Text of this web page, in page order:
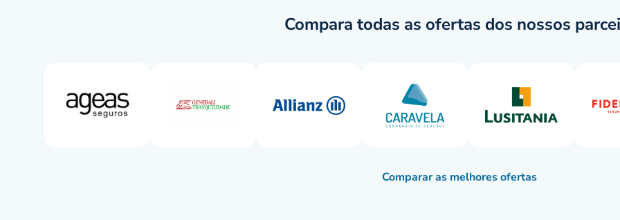
Compara todas as ofertas dos nossos
Comparar as melhores ofertas